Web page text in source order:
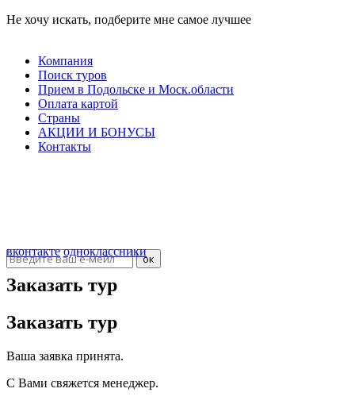
Не хочу искать, подберите мне самое лучшее
Компания
Поиск туров
Прием в Подольске и Моск.области
Оплата картой
Страны
АКЦИИ И БОНУСЫ
Контакты
вконтакте одноклассники
Заказать тур
Заказать тур
Ваша заявка принята.
С Вами свяжется менеджер.